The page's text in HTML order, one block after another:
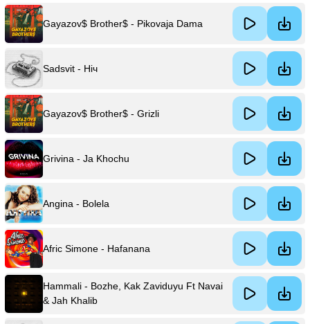
Gayazov$ Brother$ - Pikovaja Dama
Sadsvit - Ніч
Gayazov$ Brother$ - Grizli
Grivina - Ja Khochu
Angina - Bolela
Afric Simone - Hafanana
Hammali - Bozhe, Kak Zaviduyu Ft Navai
& Jah Khalib